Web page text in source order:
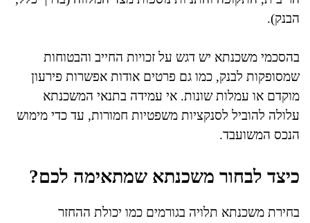
הבנק).
בהסכמי משכנתא יש דגש על זכויות החייב והבטוחות
שמסופקות לבנק, כמו גם פרטים אודות אפשרות פירעון
מוקדם או עמלות שונות. אי עמידה בתנאי המשכנתא
עלולה להוביל לסנקציות משפטיות חמורות, עד כדי מימוש
הנכס המשועבד.
כיצד לבחור משכנתא שמתאימה לכם?
בחירת משכנתא תלויה בגורמים כמו יכולת ההחזר